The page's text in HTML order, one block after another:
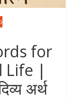
for
Life |
अर्थ